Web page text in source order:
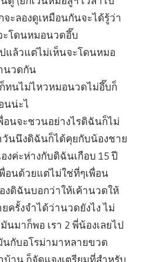
ะลองดูเหมือนกันจะได้รู้ว่า
ะโดนหมอนวดอึ๊บ
แล้วแต่ไม่เห็นจะโดนหมอ
นวดกัน
ก็ทนไม่ไหวหมอนวดไม่อึ๊บก็
นน่ะไ
อนจะชวนอย่างไรดิฉันก็ไม่
วันนึงดิฉันก็ได้คุยกับน้องชาย
งค่ะห่างกับดิฉันเกือบ 15 ปี
อนด้วยแต่ไม่ใช่ที่ๆเพื่อน
ดิฉันบอกว่าให้เค้านวดให้
ครั้งจำได้ว่านวดยังไง ไม่
มาก็พอ เรา 2 พี่น้องเลยไป
กับอโรม่ามาหลายขวด
าน ก็จัดแจงเตรียมที่สำหรับ